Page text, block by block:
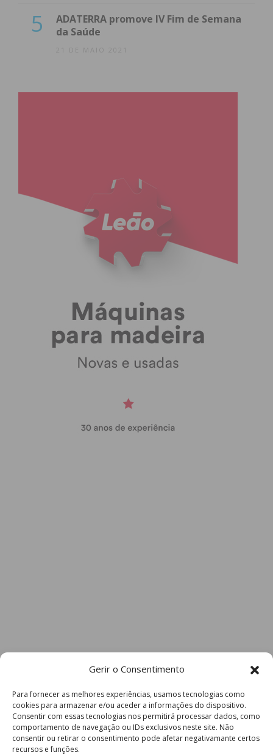
Gerir o Consentimento
Para fornecer as melhores experiências, usamos tecnologias como
cookies para armazenar e/ou aceder a informações do dispositivo.
Consentir com essas tecnologias nos permitirá processar dados, como
comportamento de navegação ou IDs exclusivos neste site. Não
consentir ou retirar o consentimento pode afetar negativamante certos
recursos e funções.
5
ADATERRA promove IV Fim de Semana
da Saúde
21 DE MAIO 2021